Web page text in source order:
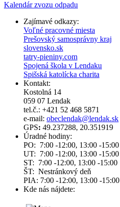
Kalendár zvozu odpadu
Zajímavé odkazy:
Voľné pracovné miesta
Prešovský samosprávny kraj
slovensko.sk
tatry-pieniny.com
Spojená škola v Lendaku
Spišská katolícka charita
Kontakt:
Kostolná 14
059 07 Lendak
tel.č.: +421 52 468 5871
e-mail: obeclendak@lendak.sk
GPS: 49.237288, 20.351919
Úradné hodiny:
PO: 7:00 -12:00, 13:00 -15:00
UT: 7:00 -12:00, 13:00 -15:00
ST: 7:00 -12:00, 13:00 -15:00
ŠT: Nestránkový deň
PIA: 7:00 -12:00, 13:00 -15:00
Kde nás nájdete: